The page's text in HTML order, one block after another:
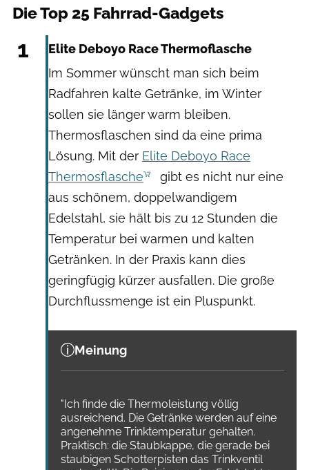
Die Top 25 Fahrrad-Gadgets
1
Elite Deboyo Race Thermoflasche
Im Sommer wünscht man sich beim
Radfahren kalte Getränke, im Winter
sollen sie länger warm bleiben.
Thermosflaschen sind da eine prima
Lösung. Mit der Elite Deboyo Race
Thermosflasche
gibt es nicht nur eine
aus schönem, doppelwandigem
Edelstahl, sie hält bis zu 12 Stunden die
Temperatur bei warmen und kalten
Getränken. In der Praxis kann dies
geringfügig kürzer ausfallen. Die große
Durchflussmenge ist ein Pluspunkt.
Meinung
"Ich finde die Thermoleistung völlig
ausreichend. Die Getränke werden auf eine
angenehme Trinktemperatur gehalten.
Praktisch: die Staubkappe, die gerade bei
staubigen Schotterpisten das Trinkventil